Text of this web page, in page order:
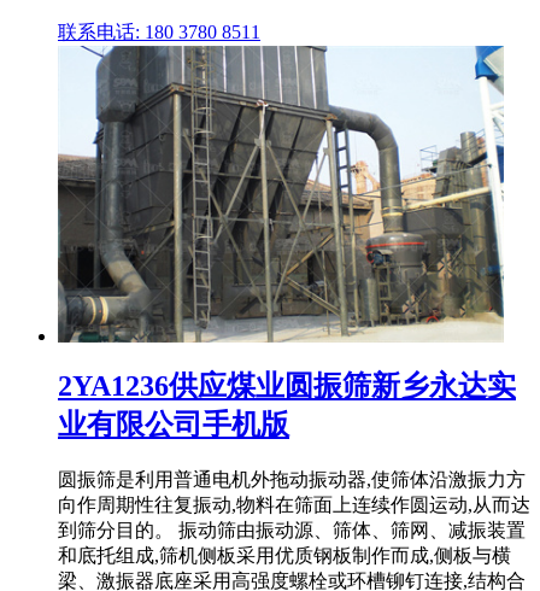
联系电话: 180 3780 8511
2YA1236供应煤业圆振筛新乡永达实
业有限公司手机版
圆振筛是利用普通电机外拖动振动器,使筛体沿激振力方
向作周期性往复振动,物料在筛面上连续作圆运动,从而达
到筛分目的。 振动筛由振动源、筛体、筛网、减振装置
和底托组成,筛机侧板采用优质钢板制作而成,侧板与横
梁、激振器底座采用高强度螺栓或环槽铆钉连接,结构合